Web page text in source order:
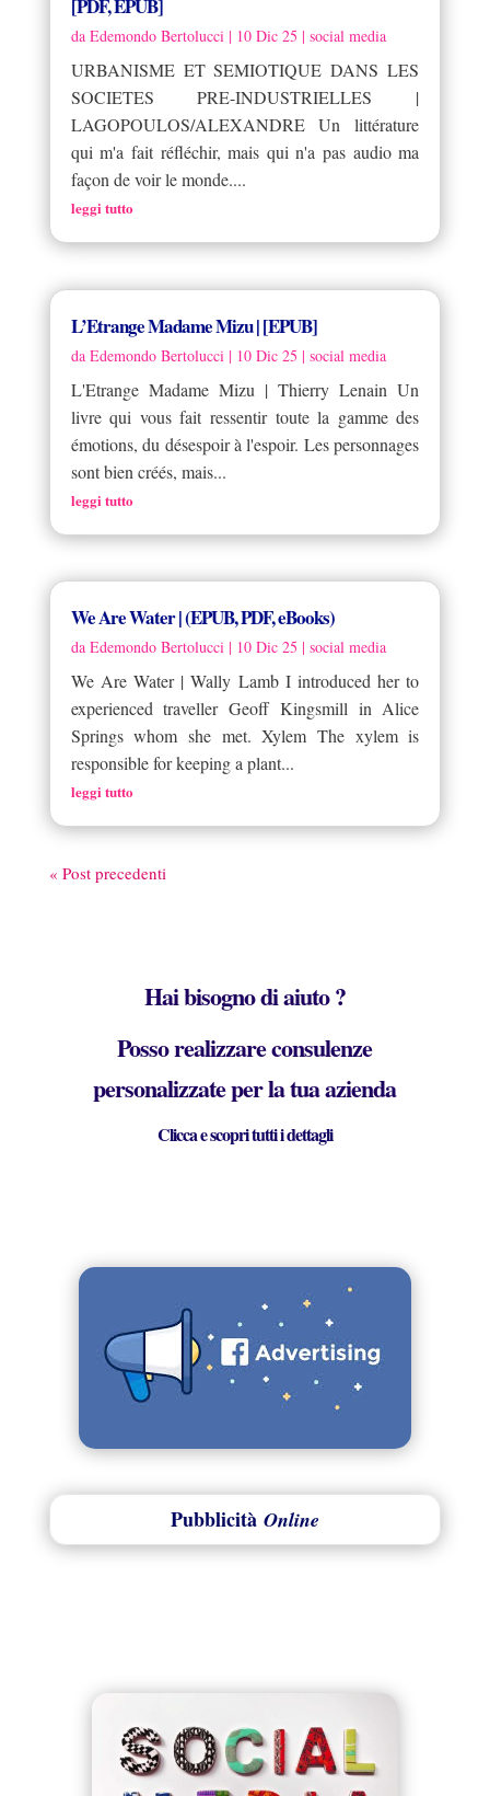
[PDF, EPUB]
da Edemondo Bertolucci| 10 Dic 25 | social media
URBANISME ET SEMIOTIQUE DANS LES
SOCIETES PRE-INDUSTRIELLES |
LAGOPOULOS/ALEXANDRE Un littérature
qui m'a fait réfléchir, mais qui n'a pas audio ma
façon de voir le monde....
leggi tutto
L’Etrange Madame Mizu | [EPUB]
da Edemondo Bertolucci | 10 Dic 25 | social media
L'Etrange Madame Mizu | Thierry Lenain Un
livre qui vous fait ressentir toute la gamme des
émotions, du désespoir à l'espoir. Les personnages
sont bien créés, mais...
leggi tutto
We Are Water | (EPUB, PDF, eBooks)
da Edemondo Bertolucci| 10 Dic 25 | social media
We Are Water | Wally Lamb I introduced her to
experienced traveller Geoff Kingsmill in Alice
Springs whom she met. Xylem The xylem is
responsible for keeping a plant...
leggi tutto
« Post precedenti
Hai bisogno di aiuto ?
Posso realizzare consulenze
personalizzate per la tua azienda
Clicca e scopri tutti i dettagli
PubblicitàOnline